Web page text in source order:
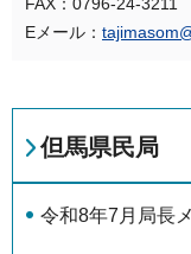
FAX：0796-24-3211
Eメール：
但馬県民局
令和8年7月局長